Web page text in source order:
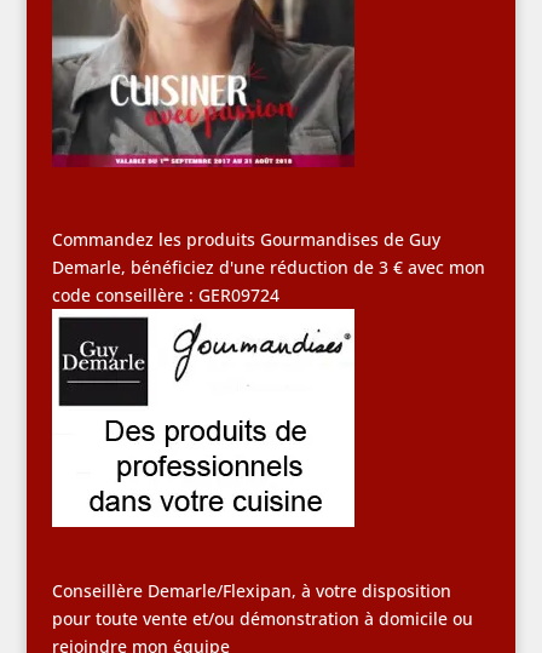
Commandez les produits Gourmandises de Guy
Demarle, bénéficiez d'une réduction de 3 € avec mon
code conseillère : GER09724
Conseillère Demarle/Flexipan, à votre disposition
pour toute vente et/ou démonstration à domicile ou
rejoindre mon équipe